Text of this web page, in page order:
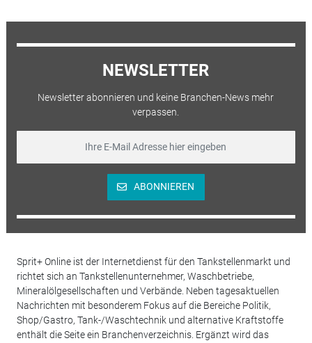
NEWSLETTER
Newsletter abonnieren und keine Branchen-News mehr
verpassen.
ABONNIEREN
Sprit+ Online ist der Internetdienst für den Tankstellenmarkt und
richtet sich an Tankstellenunternehmer, Waschbetriebe,
Mineralölgesellschaften und Verbände. Neben tagesaktuellen
Nachrichten mit besonderem Fokus auf die Bereiche Politik,
Shop/Gastro, Tank-/Waschtechnik und alternative Kraftstoffe
enthält die Seite ein Branchenverzeichnis. Ergänzt wird das